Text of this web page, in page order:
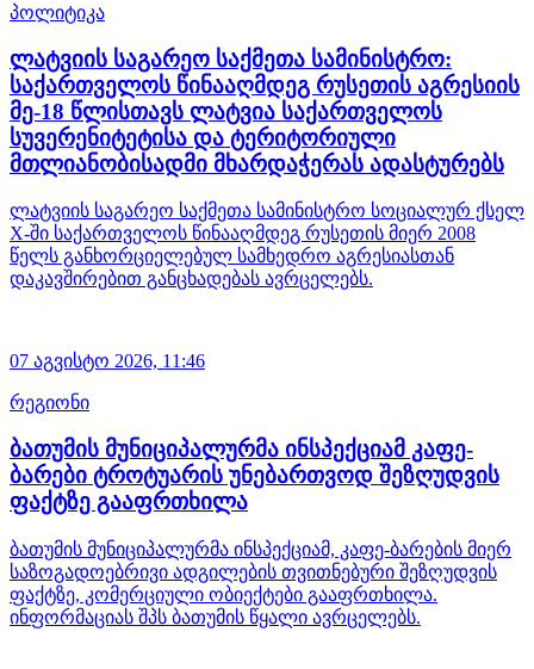
პოლიტიკა
ლატვიის საგარეო საქმეთა სამინისტრო:
საქართველოს წინააღმდეგ რუსეთის აგრესიის
მე-18 წლისთავს ლატვია საქართველოს
სუვერენიტეტისა და ტერიტორიული
მთლიანობისადმი მხარდაჭერას ადასტურებს
ლატვიის საგარეო საქმეთა სამინისტრო სოციალურ ქსელ
X-ში საქართველოს წინააღმდეგ რუსეთის მიერ 2008
წელს განხორციელებულ სამხედრო აგრესიასთან
დაკავშირებით განცხადებას ავრცელებს.
07 აგვისტო 2026, 11:46
რეგიონი
ბათუმის მუნიციპალურმა ინსპექციამ კაფე-
ბარები ტროტუარის უნებართვოდ შეზღუდვის
ფაქტზე გააფრთხილა
ბათუმის მუნიციპალურმა ინსპექციამ, კაფე-ბარების მიერ
საზოგადოებრივი ადგილების თვითნებური შეზღუდვის
ფაქტზე, კომერციული ობიექტები გააფრთხილა.
ინფორმაციას შპს ბათუმის წყალი ავრცელებს.